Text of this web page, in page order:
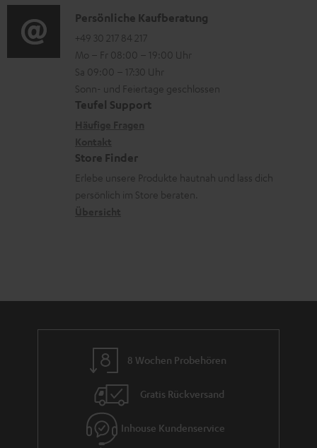
e
r
l
a
d
t
i
o
n
e
u
r
n
i
o
-
L
e
k
o
K
o
n
t
a
d
a
Persönliche Kaufberatung
+49 30 217 84 217
Mo – Fr 08:00 – 19:00 Uhr
Sa 09:00 – 17:30 Uhr
Sonn- und Feiertage geschlossen
Teufel Support
Store Finder
Erlebe unsere Produkte hautnah und lass dich
persönlich im Store beraten.
8 Wochen Probehören
Gratis Rückversand
Inhouse Kundenservice